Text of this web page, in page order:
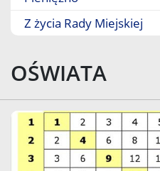
Z życia Rady Miejskiej
OŚWIATA